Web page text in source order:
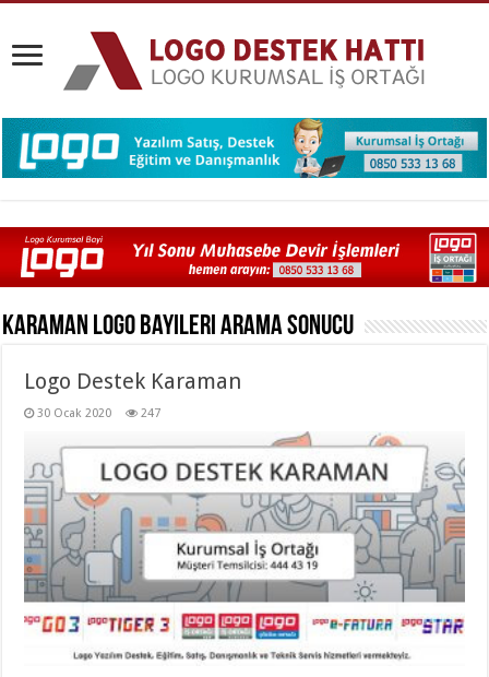
Karaman Logo BayileriArama Sonucu
Logo Destek Karaman
30 Ocak 2020 247